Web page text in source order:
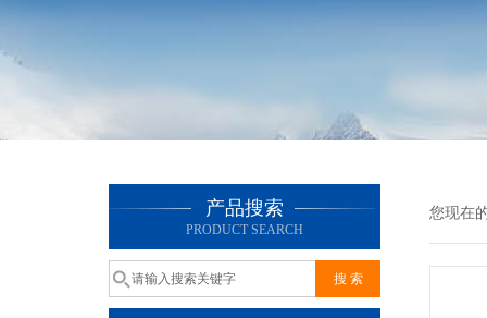
产品搜索
PRODUCT SEARCH
您现在